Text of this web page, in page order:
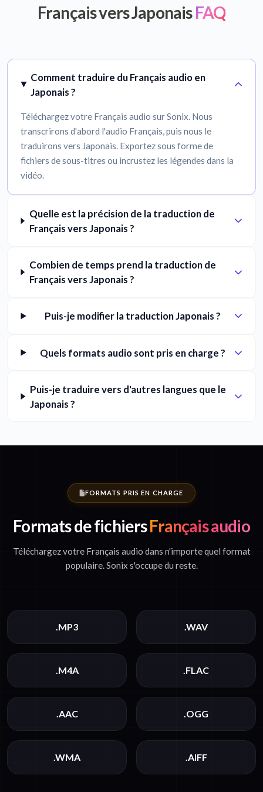
Français vers JaponaisFAQ
Comment traduire du Français audio en
Japonais ?
Téléchargez votre Français audio sur Sonix. Nous
transcrirons d'abord l'audio Français, puis nous le
traduirons vers Japonais. Exportez sous forme de
fichiers de sous-titres ou incrustez les légendes dans la
vidéo.
Quelle est la précision de la traduction de
Français vers Japonais ?
Combien de temps prend la traduction de
Français vers Japonais ?
Puis-je modifier la traduction Japonais ?
Quels formats audio sont pris en charge ?
Puis-je traduire vers d'autres langues que le
Japonais ?
FORMATS PRIS EN CHARGE
Formats de fichiersFrançais audio
Téléchargez votre Français audio dans n'importe quel format
populaire. Sonix s'occupe du reste.
.MP3 .WAV
.M4A .FLAC
.AAC .OGG
.WMA .AIFF